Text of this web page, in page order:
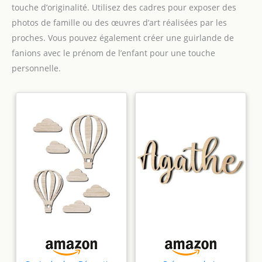
touche d’originalité. Utilisez des cadres pour exposer des
photos de famille ou des œuvres d’art réalisées par les
proches. Vous pouvez également créer une guirlande de
fanions avec le prénom de l’enfant pour une touche
personnelle.